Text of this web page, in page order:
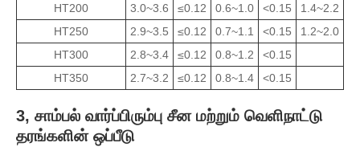
HT200
3.0~3.6 ≤0.12 0.6~1.0 <0.15
1.4~2.2
HT250
2.9~3.5 ≤0.12 0.7~1.1 <0.15
1.2~2.0
HT300
2.8~3.4 ≤0.12 0.8~1.2
<0.15
HT350
2.7~3.2 ≤0.12 0.8~1.4 <0.15
3, சாம்பல் வார்ப்பிரும்பு சீன மற்றும் வெளிநாட்டு
தரங்களின் ஒப்பீடு